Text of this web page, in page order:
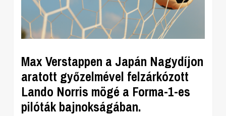
Max Verstappen a Japán Nagydíjon
aratott győzelmével felzárkózott
Lando Norris mögé a Forma-1-es
pilóták bajnokságában.